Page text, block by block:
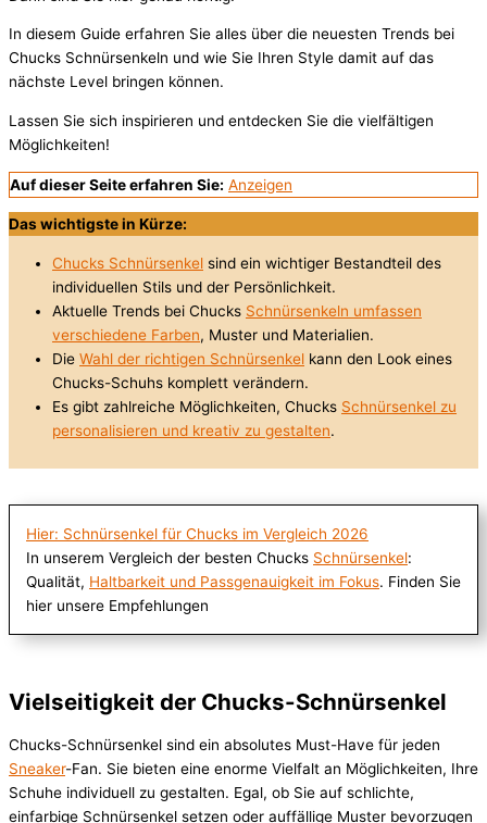
In diesem Guide erfahren Sie alles über die neuesten Trends bei
Chucks Schnürsenkeln und wie Sie Ihren Style damit auf das
nächste Level bringen können.
Lassen Sie sich inspirieren und entdecken Sie die vielfältigen
Möglichkeiten!
Auf dieser Seite erfahren Sie: Anzeigen
Das wichtigste in Kürze:
Chucks Schnürsenkel sind ein wichtiger Bestandteil des
individuellen Stils und der Persönlichkeit.
Aktuelle Trends bei Chucks Schnürsenkeln umfassen
verschiedene Farben, Muster und Materialien.
Die Wahl der richtigen Schnürsenkel kann den Look eines
Chucks-Schuhs komplett verändern.
Es gibt zahlreiche Möglichkeiten, Chucks Schnürsenkel zu
personalisieren und kreativ zu gestalten.
Hier: Schnürsenkel für Chucks im Vergleich 2026
In unserem Vergleich der besten Chucks Schnürsenkel:
Qualität, Haltbarkeit und Passgenauigkeit im Fokus. Finden Sie
hier unsere Empfehlungen
Vielseitigkeit der Chucks-Schnürsenkel
Chucks-Schnürsenkel sind ein absolutes Must-Have für jeden
Sneaker-Fan. Sie bieten eine enorme Vielfalt an Möglichkeiten, Ihre
Schuhe individuell zu gestalten. Egal, ob Sie auf schlichte,
einfarbige Schnürsenkel setzen oder auffällige Muster bevorzugen